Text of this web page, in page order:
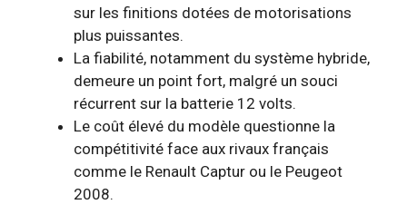
sur les finitions dotées de motorisations
plus puissantes.
La fiabilité, notamment du système hybride,
demeure un point fort, malgré un souci
récurrent sur la batterie 12 volts.
Le coût élevé du modèle questionne la
compétitivité face aux rivaux français
comme le Renault Captur ou le Peugeot
2008.